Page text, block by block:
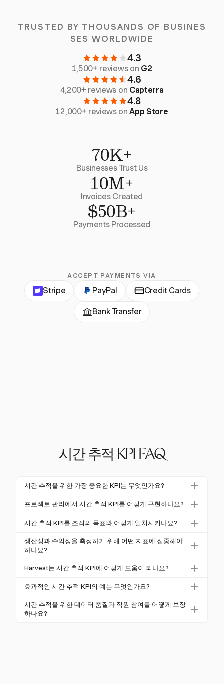
TRUSTED BY THOUSANDS OF BUSINES
SES WORLDWIDE
4.3
1,500+ reviews on G2
4.6
4,200+ reviews on Capterra
4.8
12,000+ reviews onApp Store
70K+
Businesses Trust Us
10M+
Invoices Created
$50B+
Payments Processed
ACCEPT PAYMENTS VIA
Stripe PayPal Credit Cards
Bank Transfer
시간 추적 KPI FAQ
시간 추적을 위한 가장 중요한 KPI는 무엇인가요?
시간 추적을 위한 가장 중요한 KPI는 활용률, 청구 가능
이는 자원의 효율적인 사용을 보장합니다. 청구 가능
며, 예산 준수는 프로젝트가 수익성을 유지하도록 보장
합니다.
프로젝트 관리에서 시간 추적 KPI를 어떻게 구현하나요?
시간 추적 KPI를 구현하려면 명확한 목표를 정의하고
도구를 선택하세요. 소규모 팀과 함께 프로세스를 시범
운영하고 교육을 제공하며 KPI가 조직 목표와 일치하
도록 정기적으로 검토하세요.
시간 추적 KPI를 조직의 목표와 어떻게 일치시키나요?
시간 추적 KPI를 조직의 목표와 일치시키려면 이를 더
넓은 전략적 목표에 통합하세요. Harvest와 같은 도구
력을 제공하고, 프로젝트가 제시간에 예산 내에서 진행
되도록 보장하세요.
생산성과 수익성을 측정하기 위해 어떤 지표에 집중해야
하나요?
활용률, 청구 가능 시간과 비청구 가능 시간, 프로젝트
효율성과 재무 성공에 대한 통찰력을 제공하여 더 나은
Harvest는 시간 추적 KPI에 어떻게 도움이 되나요?
Harvest는 자원 활용 지표, 청구 가능 시간과 비청구 가
공하여 시간 추적 KPI에 도움을 줍니다. 이러한 도구는
생산성과 수익성을 최적화하기 위한 상세한 통찰력을
효과적인 시간 추적 KPI의 예는 무엇인가요?
효과적인 시간 추적 KPI의 예로는 청구 가능 시간과 비
청구 가능 시간, 활용률, 예산 준수가 있습니다. Harvest
시간 추적을 위한 데이터 품질과 직원 참여를 어떻게 보장
하나요?